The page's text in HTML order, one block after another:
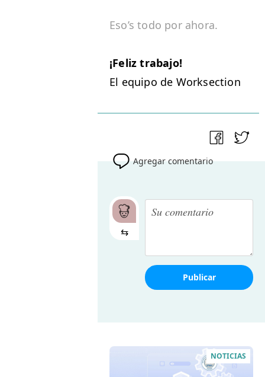
Eso’s todo por ahora.
¡Feliz tra­ba­jo!
El equipo de Worksection
Agregar comentario
⇆
Publicar
NOTICIAS